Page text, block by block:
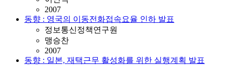
2007
동향 : 영국의 이동전화접속요율 인하 발표
정보통신정책연구원
맹승찬
2007
동향 : 일본, 재택근무 활성화를 위한 실행계획 발표